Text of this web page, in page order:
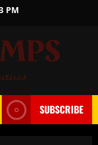
PM
SUBSCRIBE